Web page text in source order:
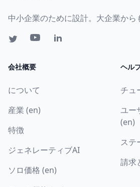
中小企業のために設計。大企業から
会社概要
について
産業 (en)
特徴
ジェネレーティブAI
ソロ価格 (en)
ヘル
チュ
ユー
(en)
ステ
請求